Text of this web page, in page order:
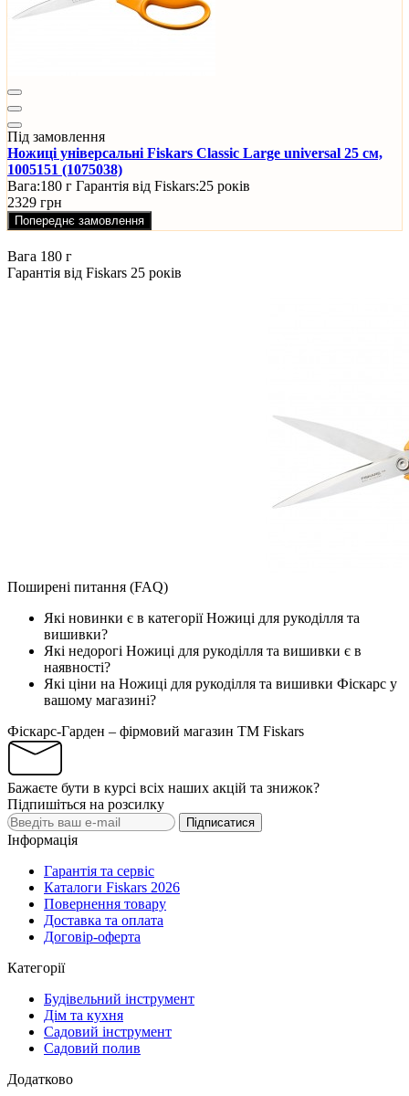
Під замовлення
Ножиці універсальні Fiskars Classic Large universal 25 см,
1005151 (1075038)
Вага:180 г Гарантія від Fiskars:25 років
2329 грн
Попереднє замовлення
Вага 180 г
Гарантія від Fiskars 25 років
Поширені питання (FAQ)
Які новинки є в категорії Ножиці для рукоділля та
вишивки?
Які недорогі Ножиці для рукоділля та вишивки є в
наявності?
Які ціни на Ножиці для рукоділля та вишивки Фіскарс у
вашому магазині?
Фіскарс-Гарден – фірмовий магазин TM Fiskars
Бажаєте бути в курсі всіх наших акцій та знижок?
Підпишіться на розсилку
Підписатися
Інформація
Гарантія та сервіс
Каталоги Fiskars 2026
Повернення товару
Доставка та оплата
Договір-оферта
Категорії
Будівельний інструмент
Дім та кухня
Садовий інструмент
Садовий полив
Додатково